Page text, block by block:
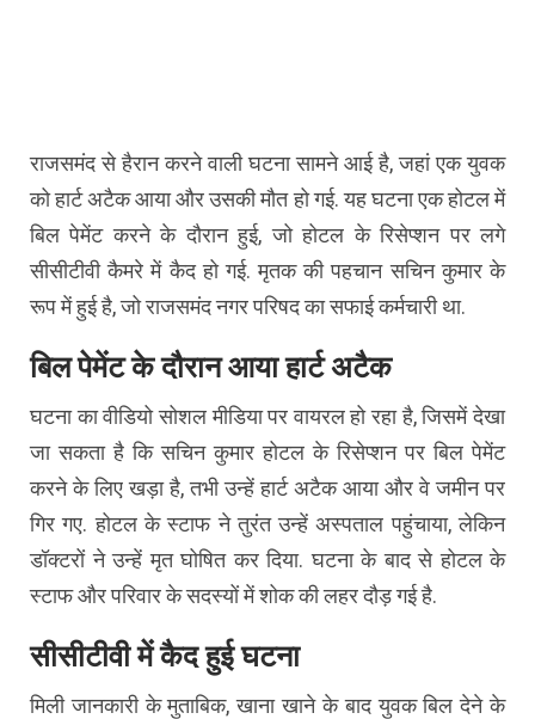
राजसमंद से हैरान करने वाली घटना सामने आई है, जहां एक युवक
को हार्ट अटैक आया और उसकी मौत हो गई. यह घटना एक होटल में
बिल पेमेंट करने के दौरान हुई, जो होटल के रिसेप्शन पर लगे
सीसीटीवी कैमरे में कैद हो गई. मृतक की पहचान सचिन कुमार के
रूप में हुई है, जो राजसमंद नगर परिषद का सफाई कर्मचारी था.
बिल पेमेंट के दौरान आया हार्ट अटैक
घटना का वीडियो सोशल मीडिया पर वायरल हो रहा है, जिसमें देखा
जा सकता है कि सचिन कुमार होटल के रिसेप्शन पर बिल पेमेंट
करने के लिए खड़ा है, तभी उन्हें हार्ट अटैक आया और वे जमीन पर
गिर गए. होटल के स्टाफ ने तुरंत उन्हें अस्पताल पहुंचाया, लेकिन
डॉक्टरों ने उन्हें मृत घोषित कर दिया. घटना के बाद से होटल के
स्टाफ और परिवार के सदस्यों में शोक की लहर दौड़ गई है.
सीसीटीवी में कैद हुई घटना
मिली जानकारी के मुताबिक, खाना खाने के बाद युवक बिल देने के